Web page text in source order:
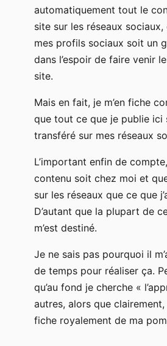
automatiquement tout le
site sur les réseaux
mes profils sociaux soit un
dans l’espoir de faire venir
site.
Mais en fait, je m’en fiche
que tout ce que je publie ici
transféré sur mes réseaux
L’important enfin de
contenu soit chez moi et
sur les réseaux que ce que
D’autant que la plupart de
m’est destiné.
Je ne sais pas pourquoi il
de temps pour réaliser ça.
qu’au fond je cherche «
autres, alors que
fiche royalement de ma